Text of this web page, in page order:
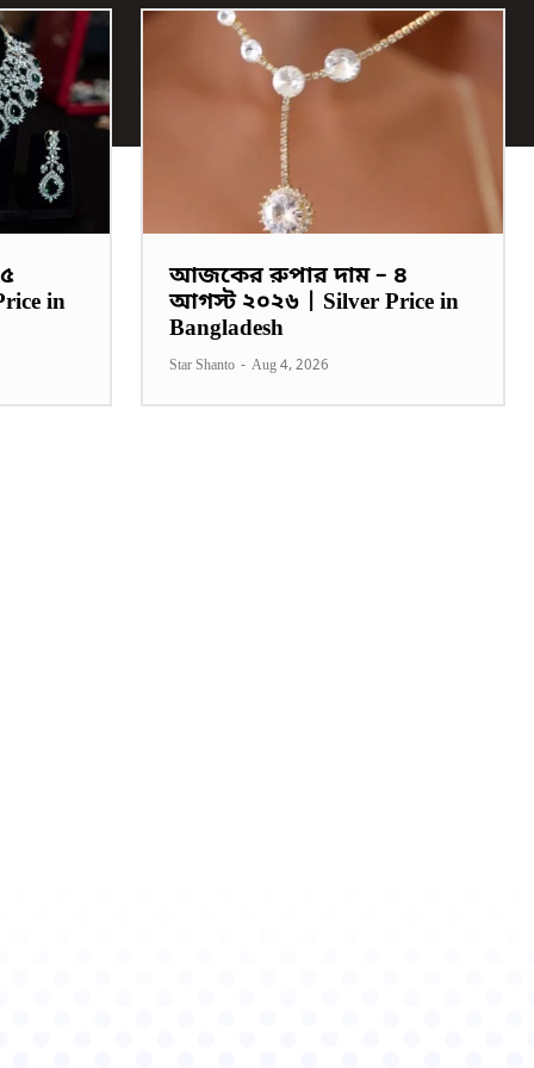
in
আজকের রুপার দাম – ৪
আগস্ট ২০২৬ | Silver Price in
Bangladesh
Star Shanto - Aug 4, 2026